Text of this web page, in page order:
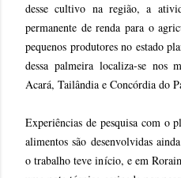
desse cultivo na região, a
permanente de renda para o
pequenos produtores no estado
dessa palmeira localiza-se nos
Acará, Tailândia e Concórdia do
Experiências de pesquisa com o
alimentos são desenvolvidas
o trabalho teve início, e em